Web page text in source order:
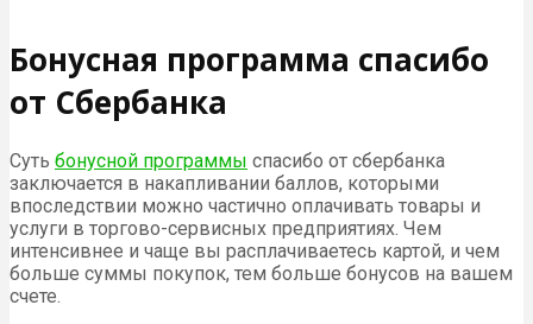
Бонусная программа спасибо
от Сбербанка
Суть бонусной программы спасибо от сбербанка
заключается в накапливании баллов, которыми
впоследствии можно частично оплачивать товары и
услуги в торгово-сервисных предприятиях. Чем
интенсивнее и чаще вы расплачиваетесь картой, и чем
больше суммы покупок, тем больше бонусов на вашем
счете.